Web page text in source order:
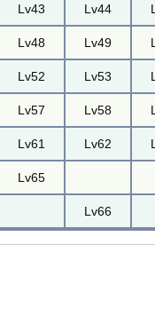
Lv43 Lv44
Lv48 Lv49
Lv52 Lv53
Lv57 Lv58
Lv61 Lv62
Lv65
Lv66